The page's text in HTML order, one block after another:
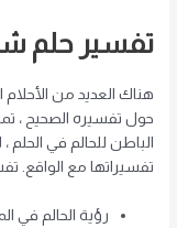
تفسير حلم
هناك العديد من
حول تفسيره الصحيح ،
الباطن للحالم في الحلم
تفسيراتها مع الواقع.
رؤية الحالم في